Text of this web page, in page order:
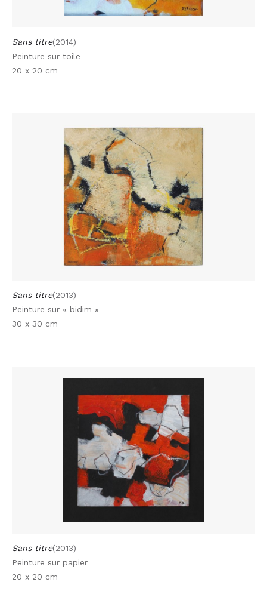
Sans titre(2014)
Peinture sur toile
20 x 20 cm
Sans titre(2013)
Peinture sur « bidim »
30 x 30 cm
Sans titre(2013)
Peinture sur papier
20 x 20 cm